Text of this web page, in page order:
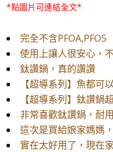
*點圖片可連結全文*
完全不含PFOA,PFOS
使用上讓人很安心，
鈦讚鍋，真的讚讚
【超導系列】魚都可
【超導系列】鈦讚鍋
非常喜歡鈦讚鍋，耐
這次是買給娘家媽媽
實在太好用了，現在